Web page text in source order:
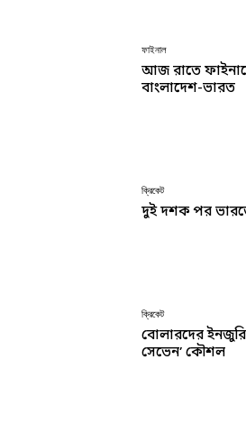
ফাইনাল
আজ রাতে
বাংলাদেশ-ভারত
ক্রিকেট
দুই দশক পর
ক্রিকেট
বোলারদের
সেভেন’ কৌশল